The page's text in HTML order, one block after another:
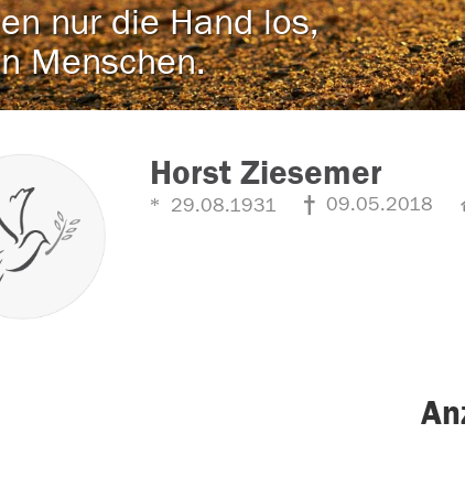
nur die Hand los,
Menschen.
Horst Ziesemer
29.08.1931 09.05.2018